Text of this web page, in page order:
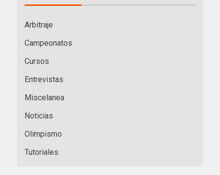
Arbitraje
Campeonatos
Cursos
Entrevistas
Miscelanea
Noticias
Olimpismo
Tutoriales